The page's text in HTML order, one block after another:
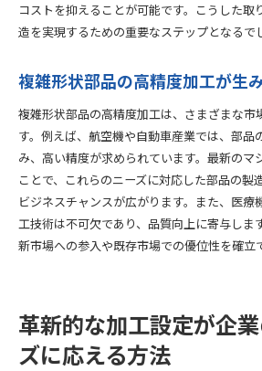
コストを抑えることが可能です。こうした
造を実現するための重要なステップとなるで
複雑形状部品の高精度加工が生
複雑形状部品の高精度加工は、さまざまな市
す。例えば、航空機や自動車産業では、部品
み、高い精度が求められています。最新のマ
ことで、これらのニーズに対応した部品の製
ビジネスチャンスが広がります。また、医療
工技術は不可欠であり、品質向上に寄与しま
新市場への参入や既存市場での優位性を確立
革新的な加工設定が企
ズに応える方法